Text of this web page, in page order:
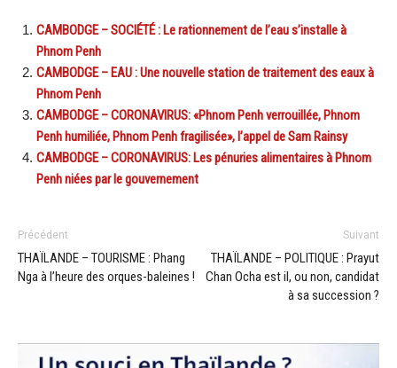
CAMBODGE – SOCIÉTÉ : Le rationnement de l’eau s’installe à
Phnom Penh
CAMBODGE – EAU : Une nouvelle station de traitement des eaux à
Phnom Penh
CAMBODGE – CORONAVIRUS: «Phnom Penh verrouillée, Phnom
Penh humiliée, Phnom Penh fragilisée», l’appel de Sam Rainsy
CAMBODGE – CORONAVIRUS: Les pénuries alimentaires à Phnom
Penh niées par le gouvernement
Précédent
THAÏLANDE – TOURISME : Phang
Nga à l’heure des orques-baleines !
Suivant
THAÏLANDE – POLITIQUE : Prayut
Chan Ocha est il, ou non, candidat
à sa succession ?